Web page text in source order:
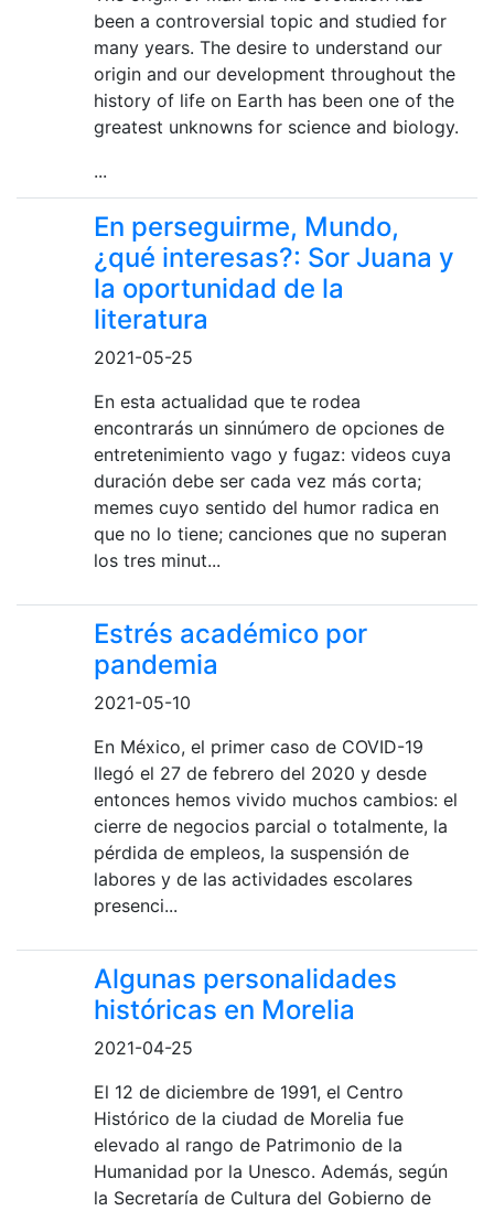
been a controversial topic and studied for
many years. The desire to understand our
origin and our development throughout the
history of life on Earth has been one of the
greatest unknowns for science and biology.
...
En perseguirme, Mundo,
¿qué interesas?: Sor Juana y
la oportunidad de la
literatura
2021-05-25
En esta actualidad que te rodea
encontrarás un sinnúmero de opciones de
entretenimiento vago y fugaz: videos cuya
duración debe ser cada vez más corta;
memes cuyo sentido del humor radica en
que no lo tiene; canciones que no superan
los tres minut...
Estrés académico por
pandemia
2021-05-10
En México, el primer caso de COVID-19
llegó el 27 de febrero del 2020 y desde
entonces hemos vivido muchos cambios: el
cierre de negocios parcial o totalmente, la
pérdida de empleos, la suspensión de
labores y de las actividades escolares
presenci...
Algunas personalidades
históricas en Morelia
2021-04-25
El 12 de diciembre de 1991, el Centro
Histórico de la ciudad de Morelia fue
elevado al rango de Patrimonio de la
Humanidad por la Unesco. Además, según
la Secretaría de Cultura del Gobierno de